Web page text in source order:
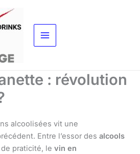
: révolution
alcoolisées vit une
Entre l’essor des alcools
praticité, le vin en